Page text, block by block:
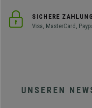
SICHERE ZAHLUNG
Visa, MasterCard,
UNSEREN